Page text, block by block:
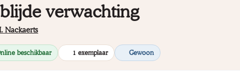
Typ minstens 2 tekens om te zoeken.
verwachting
Nackaerts
beschikbaar 1 exemplaar Gewoon